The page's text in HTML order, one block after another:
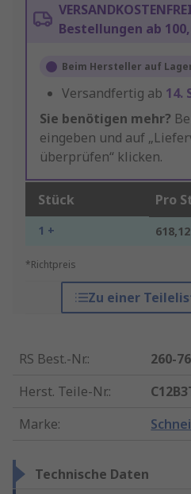
Bestellungen ab
Beim Hersteller auf
Versandfertig ab 14.
Sie benötigen mehr?
eingeben und auf
überprüfen“ klicken.
Stück Pro
1 +
*Richtpreis
Zu einer
RS Best.-Nr.:
260-
Herst. Teile-Nr.:
Marke:
Technische Daten